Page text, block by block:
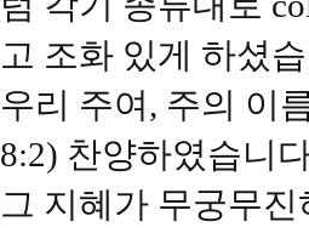
고 조화 있게 하셨
우리 주여, 주의 이
8:2) 찬양하였습니
그 지혜가 무궁무